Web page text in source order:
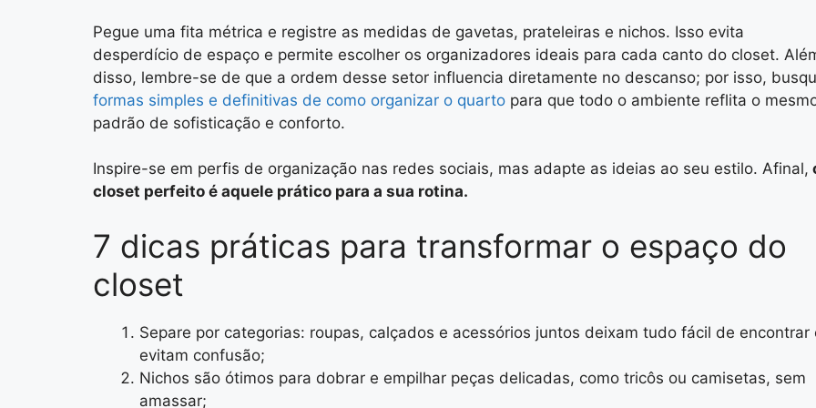
Pegue uma fita métrica e registre as medidas de gavetas, prateleiras e nichos. Isso evita
desperdício de espaço e permite escolher os organizadores ideais para cada canto do closet.
disso, lembre-se de que a ordem desse setor influencia diretamente no descanso; por isso,
formas simples e definitivas de como organizar o quarto para que todo o ambiente reflita o
padrão de sofisticação e conforto.
Inspire-se em perfis de organização nas redes sociais, mas adapte as ideias ao seu estilo. Afinal,
closet perfeito é aquele prático para a sua rotina.
7 dicas práticas para transformar o espaço do
closet
Separe por categorias: roupas, calçados e acessórios juntos deixam tudo fácil de encontrar
evitam confusão;
Nichos são ótimos para dobrar e empilhar peças delicadas, como tricôs ou camisetas, sem
amassar;